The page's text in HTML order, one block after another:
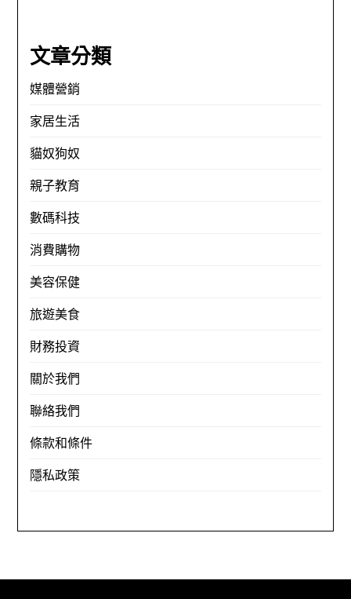
文章分類
媒體營銷
家居生活
貓奴狗奴
親子教育
數碼科技
消費購物
美容保健
旅遊美食
財務投資
關於我們
聯絡我們
條款和條件
隱私政策